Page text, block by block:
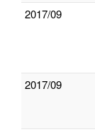
2017/09
2017/09